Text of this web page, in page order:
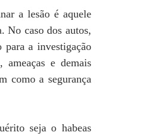
a lesão é aquele
No caso dos autos,
para a investigação
ameaças e demais
como a segurança
seja o habeas